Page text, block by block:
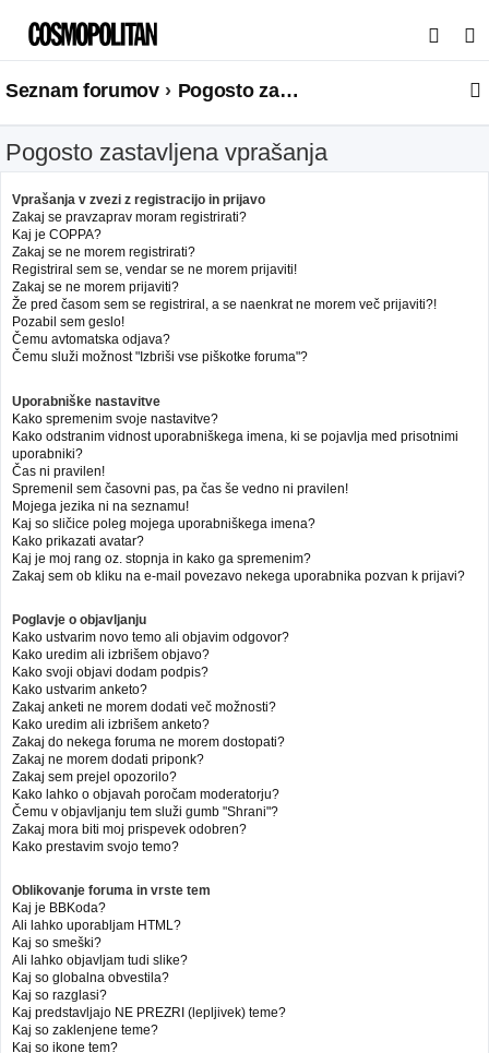
s
a
Seznam forumov Pogosto zastavljena vprašanja
Pogosto zastavljena vprašanja
Vprašanja v zvezi z registracijo in prijavo
Zakaj se pravzaprav moram registrirati?
Kaj je COPPA?
Zakaj se ne morem registrirati?
Registriral sem se, vendar se ne morem prijaviti!
Zakaj se ne morem prijaviti?
Že pred časom sem se registriral, a se naenkrat ne morem več prijaviti?!
Pozabil sem geslo!
Čemu avtomatska odjava?
Čemu služi možnost "Izbriši vse piškotke foruma"?
Uporabniške nastavitve
Kako spremenim svoje nastavitve?
Kako odstranim vidnost uporabniškega imena, ki se pojavlja med prisotnimi
uporabniki?
Čas ni pravilen!
Spremenil sem časovni pas, pa čas še vedno ni pravilen!
Mojega jezika ni na seznamu!
Kaj so sličice poleg mojega uporabniškega imena?
Kako prikazati avatar?
Kaj je moj rang oz. stopnja in kako ga spremenim?
Zakaj sem ob kliku na e-mail povezavo nekega uporabnika pozvan k prijavi?
Poglavje o objavljanju
Kako ustvarim novo temo ali objavim odgovor?
Kako uredim ali izbrišem objavo?
Kako svoji objavi dodam podpis?
Kako ustvarim anketo?
Zakaj anketi ne morem dodati več možnosti?
Kako uredim ali izbrišem anketo?
Zakaj do nekega foruma ne morem dostopati?
Zakaj ne morem dodati priponk?
Zakaj sem prejel opozorilo?
Kako lahko o objavah poročam moderatorju?
Čemu v objavljanju tem služi gumb "Shrani"?
Zakaj mora biti moj prispevek odobren?
Kako prestavim svojo temo?
Oblikovanje foruma in vrste tem
Kaj je BBKoda?
Ali lahko uporabljam HTML?
Kaj so smeški?
Ali lahko objavljam tudi slike?
Kaj so globalna obvestila?
Kaj so razglasi?
Kaj predstavljajo NE PREZRI (lepljivek) teme?
Kaj so zaklenjene teme?
Kaj so ikone tem?